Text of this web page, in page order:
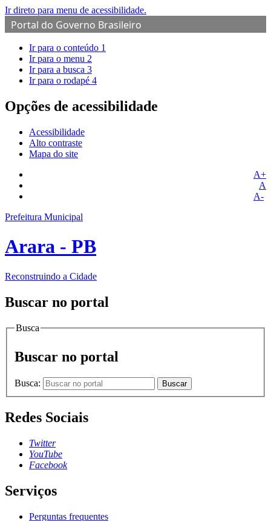
Ir direto para menu de acessibilidade.
Portal do Governo Brasileiro
Ir para o conteúdo 1
Ir para o menu 2
Ir para a busca 3
Ir para o rodapé 4
Opções de acessibilidade
Acessibilidade
Alto contraste
Mapa do site
A+
A
A-
Prefeitura Municipal
Arara - PB
Reconstruindo a Cidade
Buscar no portal
Busca
Buscar no portal
Busca: Buscar
Redes Sociais
Twitter
YouTube
Facebook
Serviços
Perguntas frequentes